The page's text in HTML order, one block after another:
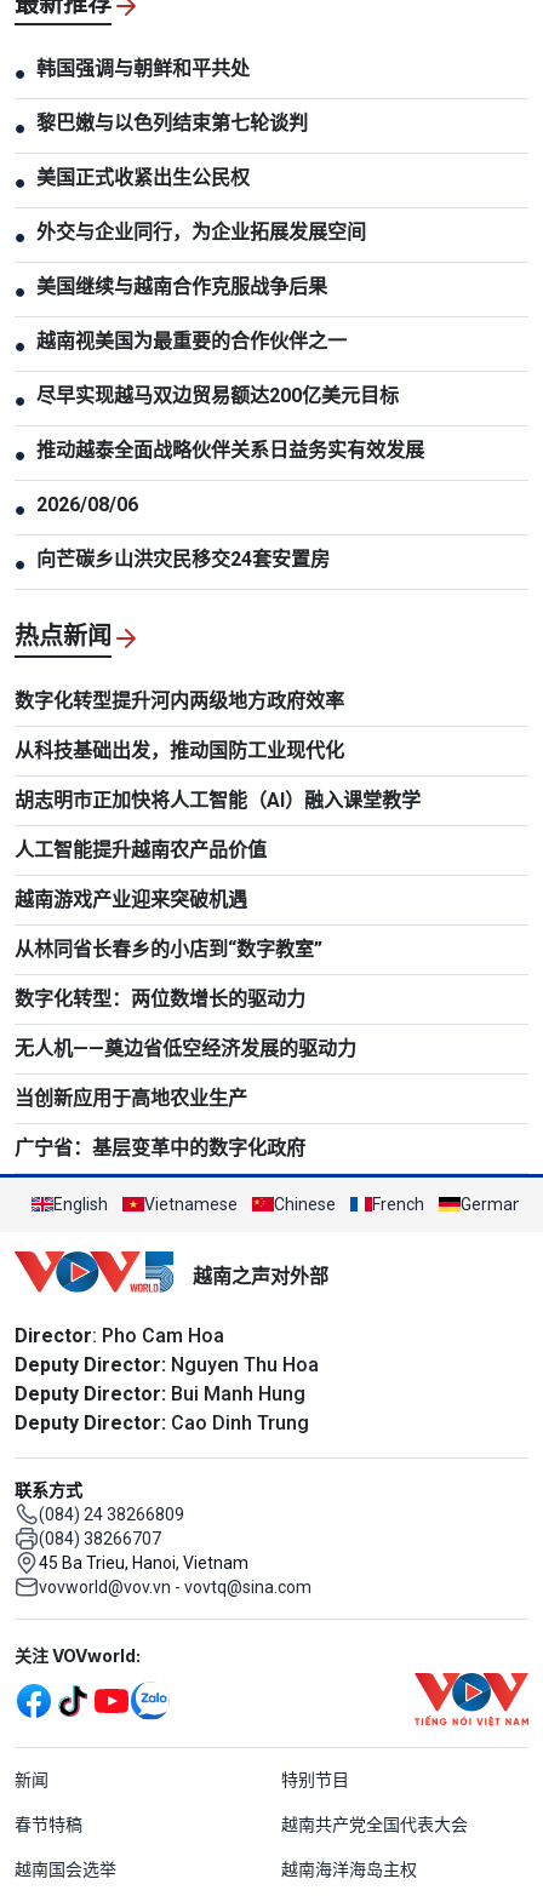
● 韩国强调与朝鲜和平共处
● 黎巴嫩与以色列结束第七轮谈判
● 美国正式收紧出生公民权
● 外交与企业同行，为企业拓展发展空间
● 美国继续与越南合作克服战争后果
● 越南视美国为最重要的合作伙伴之一
● 尽早实现越马双边贸易额达200亿美元目标
● 推动越泰全面战略伙伴关系日益务实有效发展
● 2026/08/06
● 向芒碳乡山洪灾民移交24套安置房
热点新闻
数字化转型提升河内两级地方政府效率
从科技基础出发，推动国防工业现代化
胡志明市正加快将人工智能（AI）融入课堂教学
人工智能提升越南农产品价值
越南游戏产业迎来突破机遇
从林同省长春乡的小店到“数字教室”
数字化转型：两位数增长的驱动力
无人机——奠边省低空经济发展的驱动力
当创新应用于高地农业生产
广宁省：基层变革中的数字化政府
English Vietnamese Chinese French German
越南之声对外部
Director: Pho Cam Hoa
Deputy Director: Nguyen Thu Hoa
Deputy Director: Bui Manh Hung
Deputy Director: Cao Dinh Trung
联系方式
(084) 24 38266809
(084) 38266707
45 Ba Trieu, Hanoi, Vietnam
vovworld@vov.vn - vovtq@sina.com
Mạng xã hội
关注 VOVworld:
Menu footer tiếng Trung Quốc
新闻 特别节目
春节特稿 越南共产党全国代表大会
越南国会选举 越南海洋海岛主权